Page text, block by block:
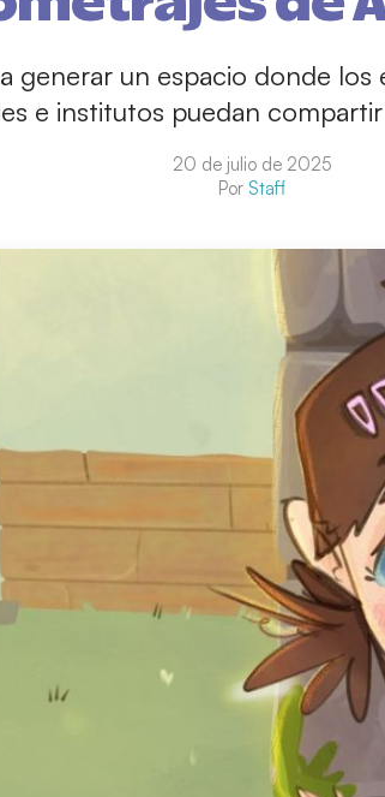
generar un espacio donde
e institutos puedan
20 de julio de 2025
Por Staff